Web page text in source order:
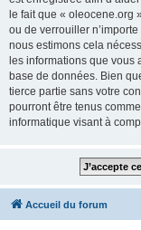
le fait que « oleocene.org
ou de verrouiller
nous estimons cela
les informations que vous
base de données. Bien
tierce partie sans votre
pourront être tenus
informatique visant à
Accueil du forum